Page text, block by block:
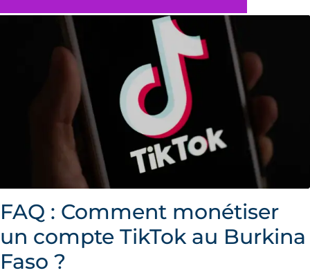
FAQ : Comment monétiser
un compte TikTok au Burkina
Faso ?